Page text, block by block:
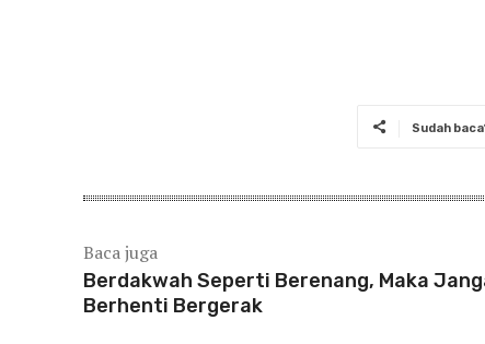
Sudah
Baca juga
Berdakwah Seperti Berenang, Maka
Berhenti Bergerak